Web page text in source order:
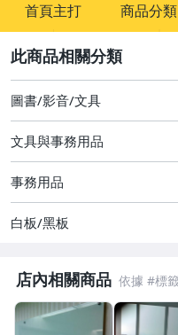
首頁主打 商品分類
圖書/影音/文具
古董、藝術與礦石
居家、家具與園藝
圖書/影音/文具
文具與事務用品
事務用品
白板/黑板
店內相關商品